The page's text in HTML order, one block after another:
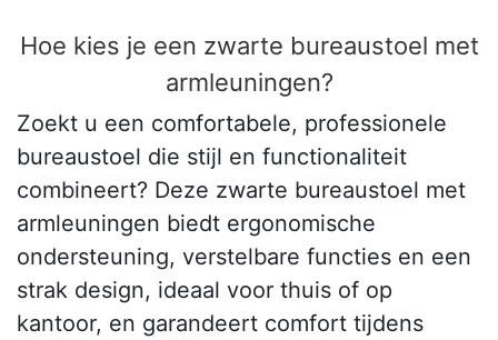
Hoe kies je een zwarte bureaustoel met
armleuningen?
Zoekt u een comfortabele, professionele
bureaustoel die stijl en functionaliteit
combineert? Deze zwarte bureaustoel met
armleuningen biedt ergonomische
ondersteuning, verstelbare functies en een
strak design, ideaal voor thuis of op
kantoor, en garandeert comfort tijdens